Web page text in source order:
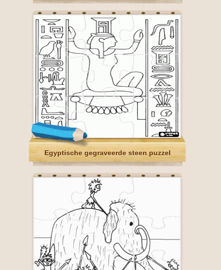
Egyptische gegraveerde steen puzzel